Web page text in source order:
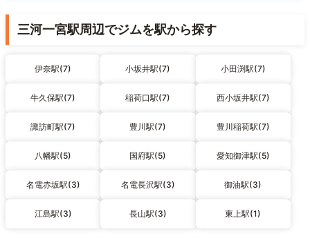
三河一宮駅周辺でジムを駅から探す
伊奈駅(7) 小坂井駅(7) 小田渕駅(7)
牛久保駅(7) 稲荷口駅(7) 西小坂井駅(7)
諏訪町駅(7) 豊川駅(7) 豊川稲荷駅(7)
八幡駅(5) 国府駅(5) 愛知御津駅(5)
名電赤坂駅(3) 名電長沢駅(3) 御油駅(3)
江島駅(3) 長山駅(3) 東上駅(1)